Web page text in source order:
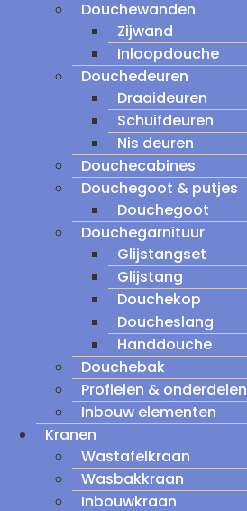
Douchewanden
Zijwand
Inloopdouche
Douchedeuren
Draaideuren
Schuifdeuren
Nis deuren
Douchecabines
Douchegoot & putjes
Douchegoot
Douchegarnituur
Glijstangset
Glijstang
Douchekop
Doucheslang
Handdouche
Douchebak
Profielen & onderdelen
Inbouw elementen
Kranen
Wastafelkraan
Wasbakkraan
Inbouwkraan